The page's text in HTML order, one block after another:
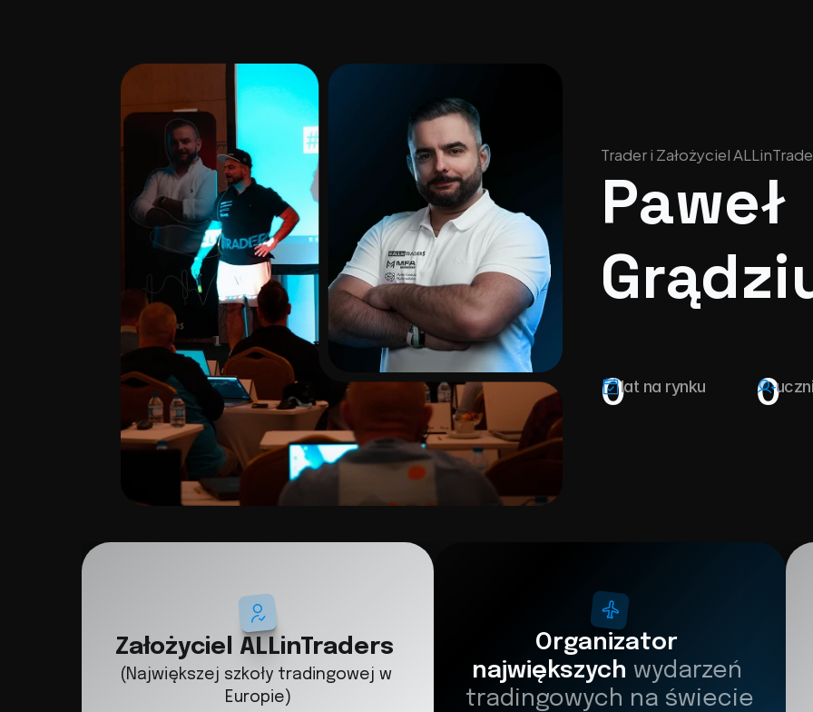
Trader i Założyciel
Paweł
0lat na rynku 0
Założyciel ALLinTraders
(Największej szkoły tradingowej w
Europie)
Organizator
największych wydarzeń
tradingowych na świecie